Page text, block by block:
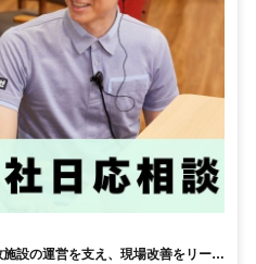
設の運営を支え、現場改善をリード